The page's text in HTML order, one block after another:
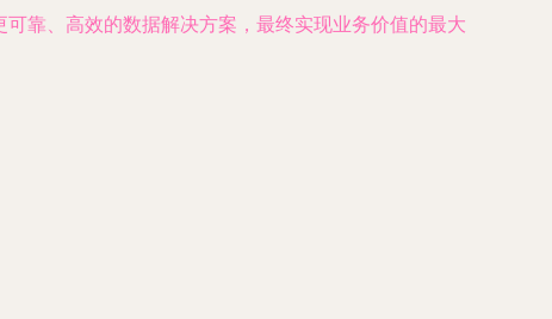
靠、高效的数据解决方案，最终实现业务价值的最大